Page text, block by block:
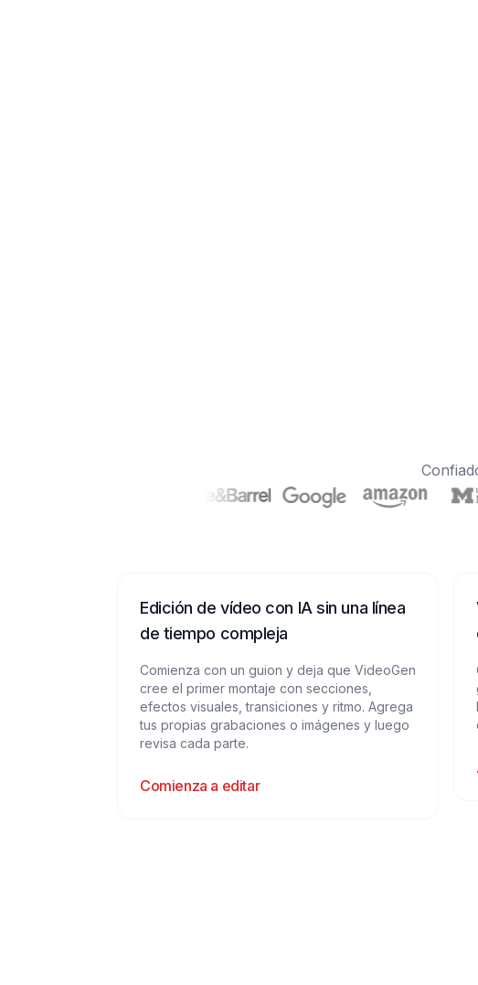
Edición de vídeo con IA sin una línea
de tiempo compleja
Comienza con un guion y deja que VideoGen
cree el primer montaje con secciones,
efectos visuales, transiciones y ritmo. Agrega
tus propias grabaciones o imágenes y luego
revisa cada parte.
Comienza a editar